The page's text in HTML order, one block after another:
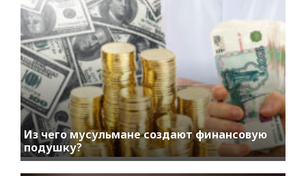
Из чего мусульмане создают финансовую
подушку?